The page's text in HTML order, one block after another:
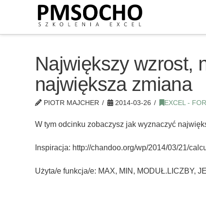
Największy wzrost,
największa zmiana
PIOTR MAJCHER 2014-03-26 EXCEL -
W tym odcinku zobaczysz jak wyznaczyć
Inspiracja: http://chandoo.org/wp/2014/03/21/
Użyta/e funkcja/e: MAX, MIN, MODUŁ.LICZBY,